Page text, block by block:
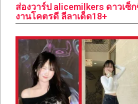
ส่องวาร์ป alicemilkers ดาวเซ็
งานโคตรดี ลีลาเด็ด18+